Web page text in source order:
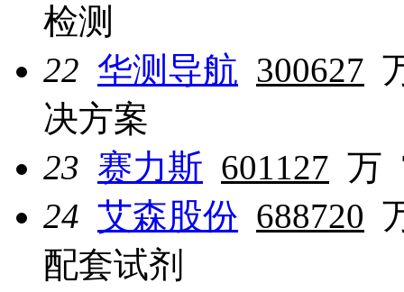
检测
22 华测导航 300627
决方案
23 赛力斯 601127 万
24 艾森股份 688720
配套试剂